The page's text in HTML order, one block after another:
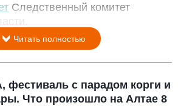
Следственный комитет
Читать полностью
с парадом корги и
Что произошло на Алтае 8